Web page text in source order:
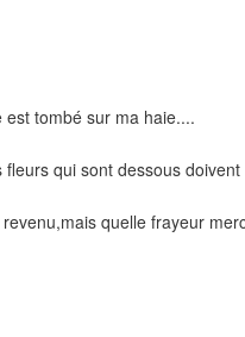
est tombé sur ma haie....
qui sont dessous
quelle frayeur